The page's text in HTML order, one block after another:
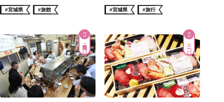
#宮城県 #旅館 #宮城県 #旅行
居酒屋・バー スーパー